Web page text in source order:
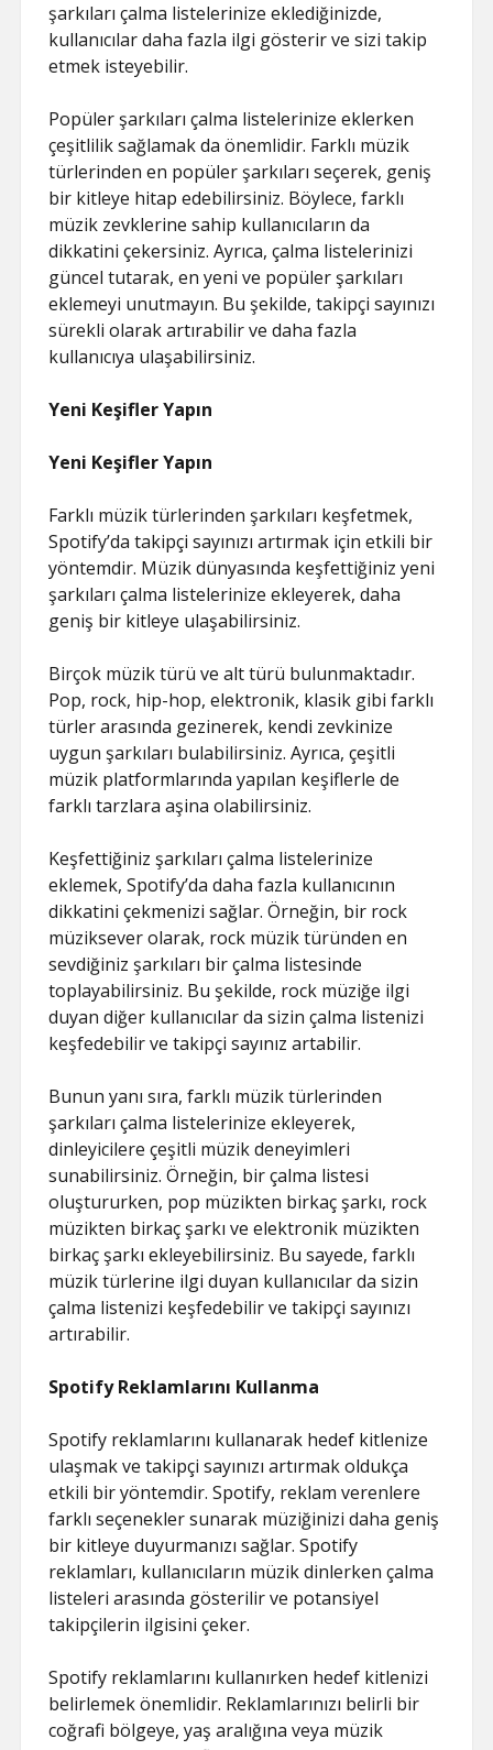
şarkıları çalma listelerinize eklediğinizde,
kullanıcılar daha fazla ilgi gösterir ve sizi takip
etmek isteyebilir.
Popüler şarkıları çalma listelerinize eklerken
çeşitlilik sağlamak da önemlidir. Farklı müzik
türlerinden en popüler şarkıları seçerek, geniş
bir kitleye hitap edebilirsiniz. Böylece, farklı
müzik zevklerine sahip kullanıcıların da
dikkatini çekersiniz. Ayrıca, çalma listelerinizi
güncel tutarak, en yeni ve popüler şarkıları
eklemeyi unutmayın. Bu şekilde, takipçi sayınızı
sürekli olarak artırabilir ve daha fazla
kullanıcıya ulaşabilirsiniz.
Yeni Keşifler Yapın
Yeni Keşifler Yapın
Farklı müzik türlerinden şarkıları keşfetmek,
Spotify’da takipçi sayınızı artırmak için etkili bir
yöntemdir. Müzik dünyasında keşfettiğiniz yeni
şarkıları çalma listelerinize ekleyerek, daha
geniş bir kitleye ulaşabilirsiniz.
Birçok müzik türü ve alt türü bulunmaktadır.
Pop, rock, hip-hop, elektronik, klasik gibi farklı
türler arasında gezinerek, kendi zevkinize
uygun şarkıları bulabilirsiniz. Ayrıca, çeşitli
müzik platformlarında yapılan keşiflerle de
farklı tarzlara aşina olabilirsiniz.
Keşfettiğiniz şarkıları çalma listelerinize
eklemek, Spotify’da daha fazla kullanıcının
dikkatini çekmenizi sağlar. Örneğin, bir rock
müziksever olarak, rock müzik türünden en
sevdiğiniz şarkıları bir çalma listesinde
toplayabilirsiniz. Bu şekilde, rock müziğe ilgi
duyan diğer kullanıcılar da sizin çalma listenizi
keşfedebilir ve takipçi sayınız artabilir.
Bunun yanı sıra, farklı müzik türlerinden
şarkıları çalma listelerinize ekleyerek,
dinleyicilere çeşitli müzik deneyimleri
sunabilirsiniz. Örneğin, bir çalma listesi
oluştururken, pop müzikten birkaç şarkı, rock
müzikten birkaç şarkı ve elektronik müzikten
birkaç şarkı ekleyebilirsiniz. Bu sayede, farklı
müzik türlerine ilgi duyan kullanıcılar da sizin
çalma listenizi keşfedebilir ve takipçi sayınızı
artırabilir.
Spotify Reklamlarını Kullanma
Spotify reklamlarını kullanarak hedef kitlenize
ulaşmak ve takipçi sayınızı artırmak oldukça
etkili bir yöntemdir. Spotify, reklam verenlere
farklı seçenekler sunarak müziğinizi daha geniş
bir kitleye duyurmanızı sağlar. Spotify
reklamları, kullanıcıların müzik dinlerken çalma
listeleri arasında gösterilir ve potansiyel
takipçilerin ilgisini çeker.
Spotify reklamlarını kullanırken hedef kitlenizi
belirlemek önemlidir. Reklamlarınızı belirli bir
coğrafi bölgeye, yaş aralığına veya müzik